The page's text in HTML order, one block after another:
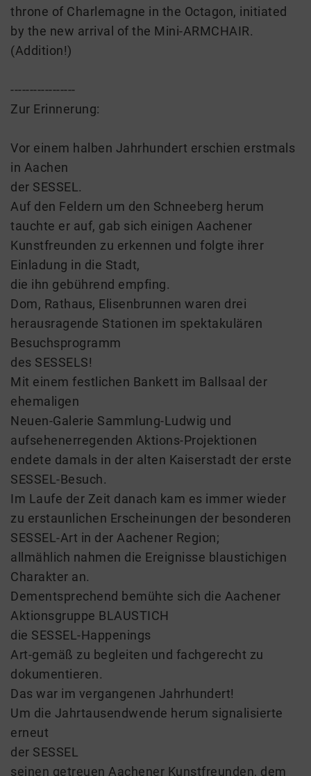
throne of Charlemagne in the Octagon, initiated
by the new arrival of the Mini-ARMCHAIR.
(Addition!)
-----------------
Zur Erinnerung:
Vor einem halben Jahrhundert erschien erstmals
in Aachen
der SESSEL.
Auf den Feldern um den Schneeberg herum
tauchte er auf, gab sich einigen Aachener
Kunstfreunden zu erkennen und folgte ihrer
Einladung in die Stadt,
die ihn gebührend empfing.
Dom, Rathaus, Elisenbrunnen waren drei
herausragende Stationen im spektakulären
Besuchsprogramm
des SESSELS!
Mit einem festlichen Bankett im Ballsaal der
ehemaligen
Neuen-Galerie Sammlung-Ludwig und
aufsehenerregenden Aktions-Projektionen
endete damals in der alten Kaiserstadt der erste
SESSEL-Besuch.
Im Laufe der Zeit danach kam es immer wieder
zu erstaunlichen Erscheinungen der besonderen
SESSEL-Art in der Aachener Region;
allmählich nahmen die Ereignisse blaustichigen
Charakter an.
Dementsprechend bemühte sich die Aachener
Aktionsgruppe BLAUSTICH
die SESSEL-Happenings
Art-gemäß zu begleiten und fachgerecht zu
dokumentieren.
Das war im vergangenen Jahrhundert!
Um die Jahrtausendwende herum signalisierte
erneut
der SESSEL
seinen getreuen Aachener Kunstfreunden, dem